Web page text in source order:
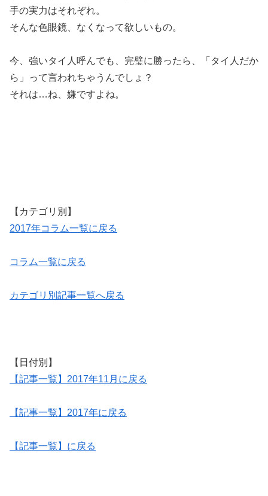
手の実力はそれぞれ。
そんな色眼鏡、なくなって欲しいもの。
今、強いタイ人呼んでも、完璧に勝ったら、「タイ人だか
ら」って言われちゃうんでしょ？
それは…ね、嫌ですよね。
【カテゴリ別】
2017年コラム一覧に戻る
コラム一覧に戻る
カテゴリ別記事一覧へ戻る
【日付別】
【記事一覧】2017年11月に戻る
【記事一覧】2017年に戻る
【記事一覧】に戻る